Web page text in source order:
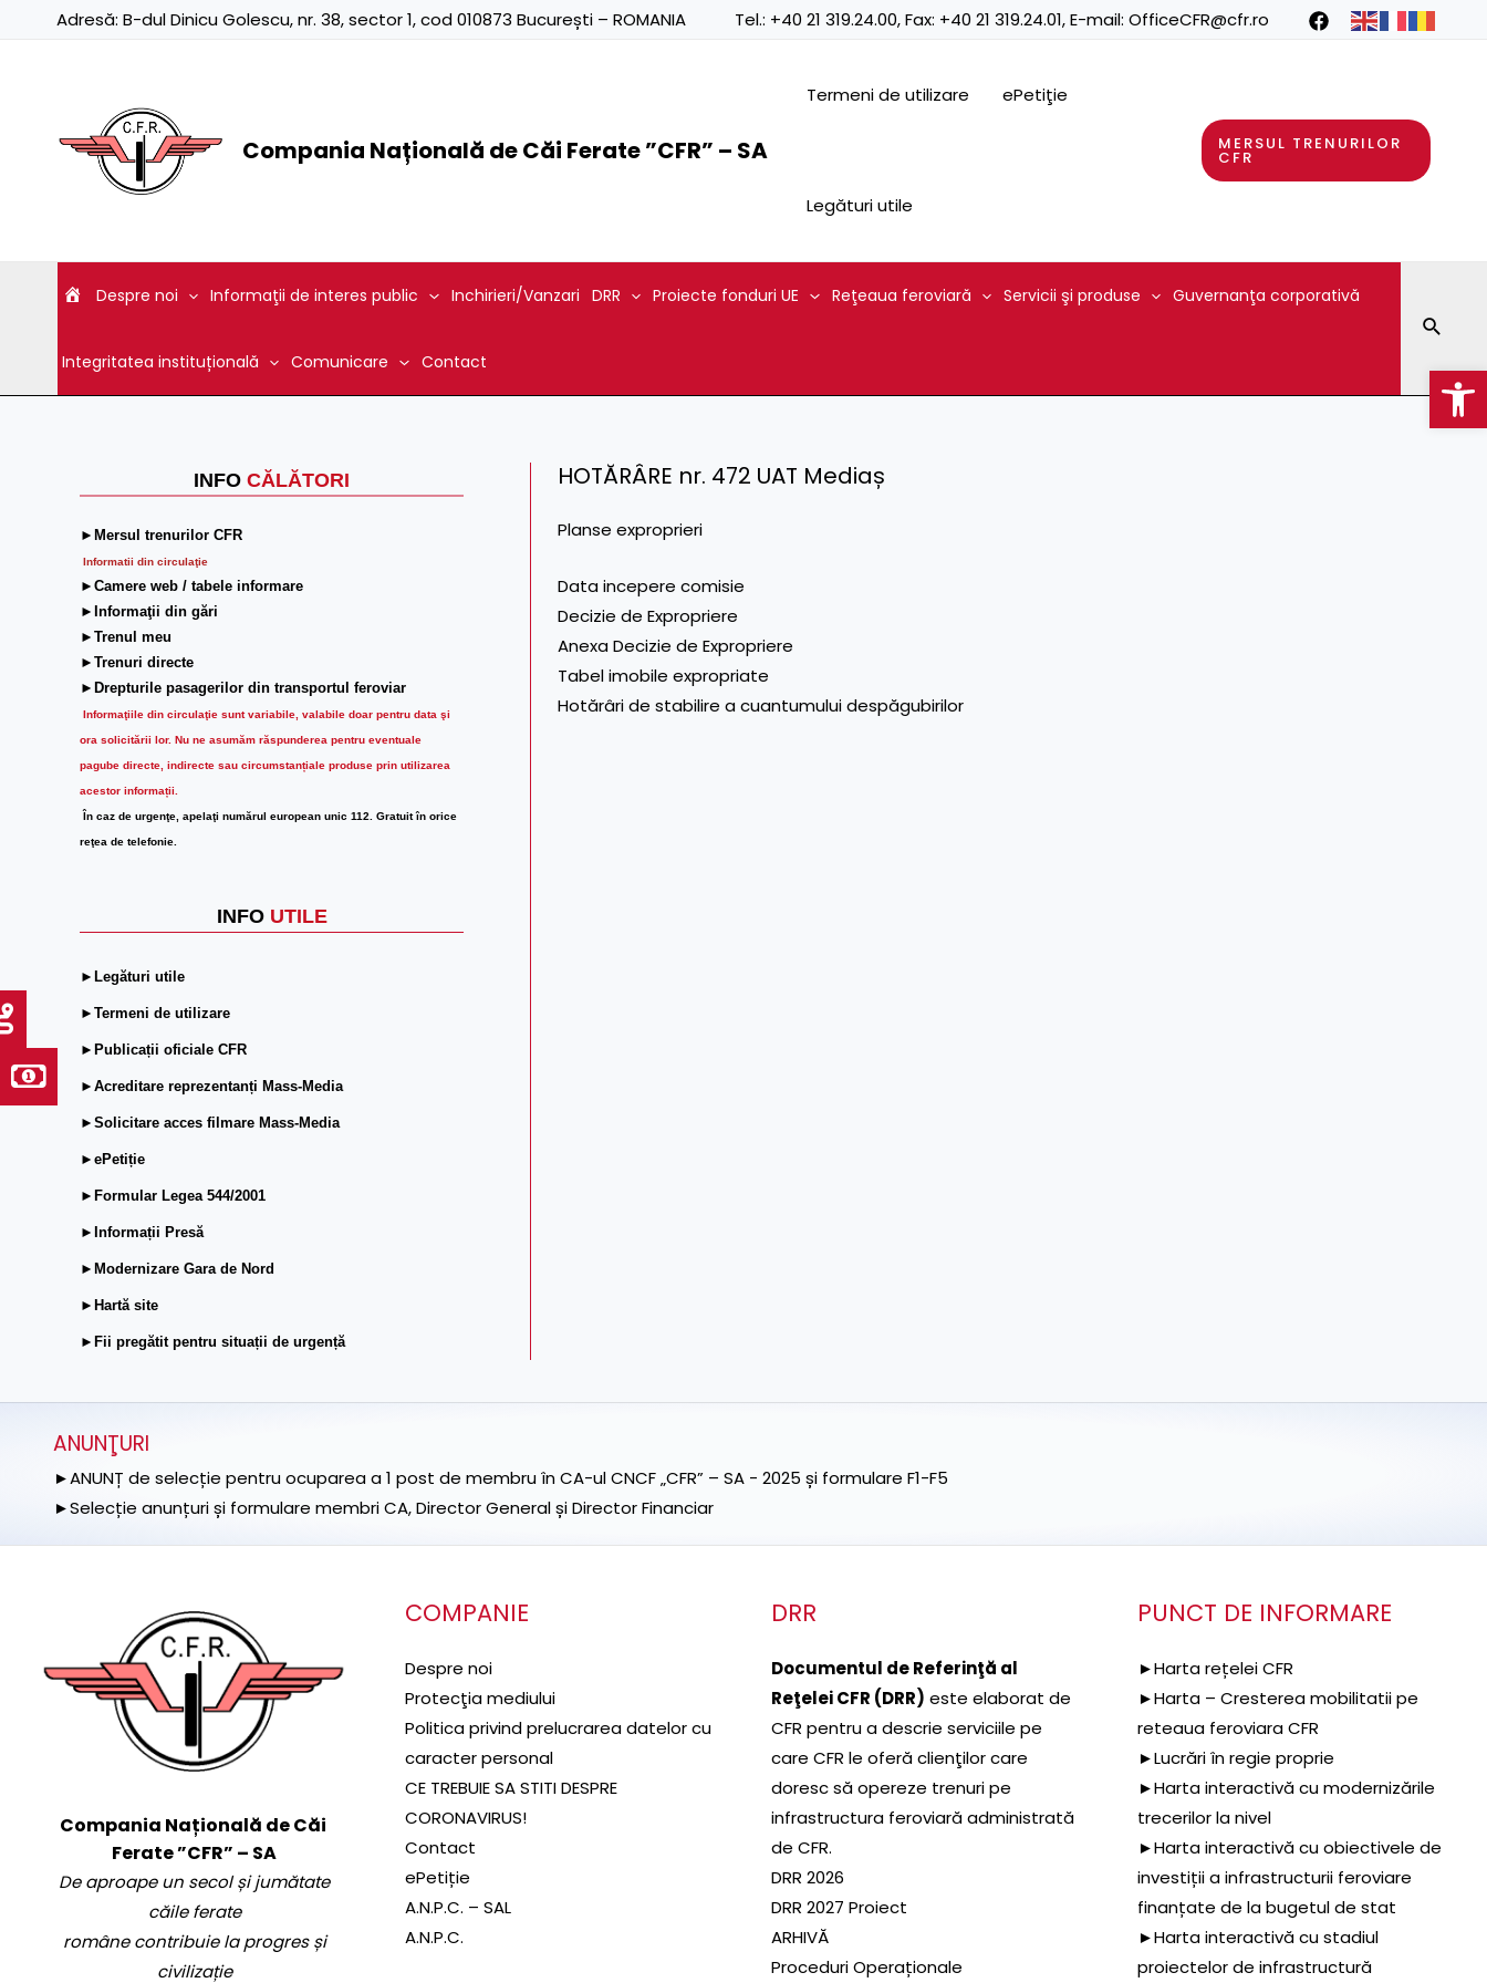
Adresă: B-dul Dinicu Golescu, nr. 38, sector 1, cod 010873 București – ROMANIA Tel.: +40 21 319.24.00, Fax: +40 21 319.24.01, E-mail: OfficeCFR@cfr.ro
Compania Națională de Căi Ferate ”CFR” – SA
Termeni de utilizare ePetiţie
Legături utile
MERSUL TRENURILOR
CFR
Despre noi Informaţii de interes public Inchirieri/Vanzari DRR Proiecte fonduri UE Reţeaua feroviară Servicii şi produse Guvernanţa corporativă
Integritatea instituțională Comunicare Contact
INFO CĂLĂTORI
►Mersul trenurilor CFR
Informatii din circulaţie
►Camere web / tabele informare
►Informaţii din gări
►Trenul meu
►Trenuri directe
►Drepturile pasagerilor din transportul feroviar
Informaţiile din circulaţie sunt variabile, valabile doar pentru data şi
ora solicitării lor. Nu ne asumăm răspunderea pentru eventuale
pagube directe, indirecte sau circumstanțiale produse prin utilizarea
acestor informații.
În caz de urgenţe, apelaţi numărul european unic 112. Gratuit în orice
reţea de telefonie.
INFO UTILE
►Legături utile
►Termeni de utilizare
►Publicații oficiale CFR
►Acreditare reprezentanți Mass-Media
►Solicitare acces filmare Mass-Media
►ePetiție
►Formular Legea 544/2001
►Informații Presă
►Modernizare Gara de Nord
►Hartă site
►Fii pregătit pentru situații de urgență
HOTĂRÂRE nr. 472 UAT Mediaș
Planse exproprieri
Data incepere comisie
Decizie de Expropriere
Anexa Decizie de Expropriere
Tabel imobile expropriate
Hotărâri de stabilire a cuantumului despăgubirilor
ANUNŢURI
►ANUNȚ de selecție pentru ocuparea a 1 post de membru în CA-ul CNCF „CFR” – SA - 2025 și formulare F1-F5
►Selecție anunțuri și formulare membri CA, Director General și Director Financiar
Compania Națională de Căi
Ferate ”CFR” – SA
De aproape un secol și jumătate
căile ferate
române contribuie la progres și
civilizație
COMPANIE
Despre noi
Protecţia mediului
Politica privind prelucrarea datelor cu
caracter personal
CE TREBUIE SA STITI DESPRE
CORONAVIRUS!
Contact
ePetiție
A.N.P.C. – SAL
A.N.P.C.
DRR
Documentul de Referinţă al
Reţelei CFR (DRR) este elaborat de
CFR pentru a descrie serviciile pe
care CFR le oferă clienţilor care
doresc să opereze trenuri pe
infrastructura feroviară administrată
de CFR.
DRR 2026
DRR 2027 Proiect
ARHIVĂ
Proceduri Operaționale
PUNCT DE INFORMARE
►Harta rețelei CFR
►Harta – Cresterea mobilitatii pe
reteaua feroviara CFR
►Lucrări în regie proprie
►Harta interactivă cu modernizările
trecerilor la nivel
►Harta interactivă cu obiectivele de
investiții a infrastructurii feroviare
finanțate de la bugetul de stat
►Harta interactivă cu stadiul
proiectelor de infrastructură